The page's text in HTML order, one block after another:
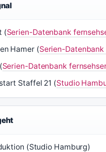
(Serien-Datenbank
Hamer (Serien-
Serien-Datenbank
Staffel 21 (Studio
(Studio Hamburg)